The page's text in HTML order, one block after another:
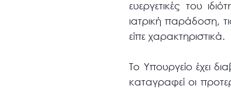
ευεργετικές του
ιατρική παράδοση,
είπε χαρακτηριστικά.
Το Υπουργείο έχει
καταγραφεί οι